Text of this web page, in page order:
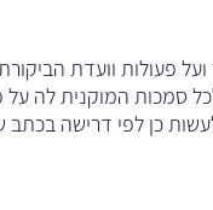
פעולות וועדת
סמכות המוקנית לה על
כן לפי דרישה